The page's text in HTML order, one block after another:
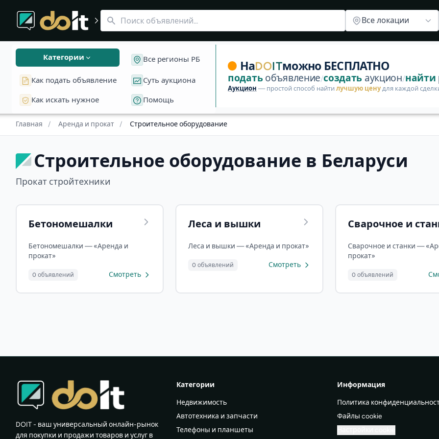
Прокат стройтехники Пока нет предложений проката — опубликуйте, что сдаёте в аренду, или ищите нужную
Все локации
Категории Все регионы РБ
Как подать объявление Суть аукциона
Как искать нужное Помощь
НаDOITможно БЕСПЛАТНО
подать объявление/создать аукцион/найти
Аукцион — простой способ найти лучшую ценудля каждой
Главная / Аренда и прокат / Строительное оборудование
Строительное оборудование в Беларуси
Прокат стройтехники
Бетономешалки
Бетономешалки — «Аренда и
прокат»
0 объявлений Смотреть
Леса и вышки
Леса и вышки — «Аренда и прокат»
0 объявлений Смотреть
Сварочное и
Сварочное и станки —
прокат»
0 объявлений
DOIT - ваш универсальный онлайн-рынок
для покупки и продажи товаров и услуг в
Категории
Недвижимость
Автотехника и запчасти
Телефоны и планшеты
Информация
Политика
Файлы cookie